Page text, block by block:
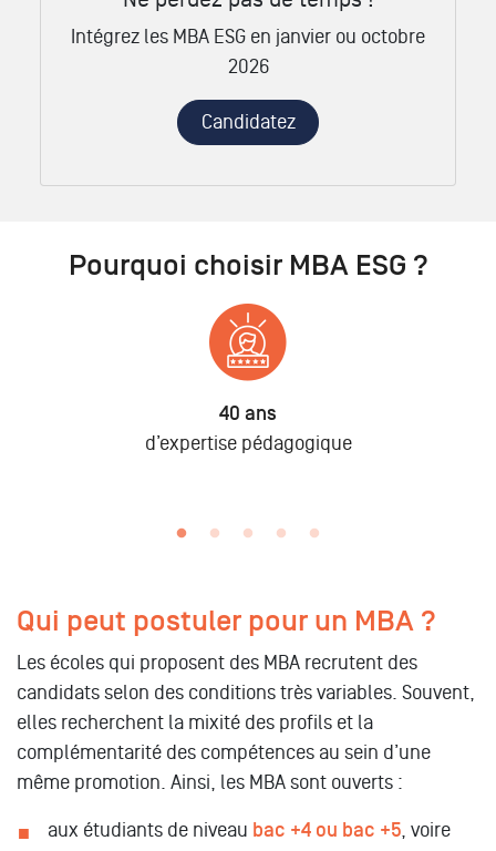
Intégrez les MBA ESG en janvier ou octobre
2026
Candidatez
Pourquoi choisir MBA ESG ?
40 ans
d’expertise pédagogique
Qui peut postuler pour un MBA ?
Les écoles qui proposent des MBA recrutent des
candidats selon des conditions très variables. Souvent,
elles recherchent la mixité des profils et la
complémentarité des compétences au sein d’une
même promotion. Ainsi, les MBA sont ouverts :
aux étudiants de niveau bac +4 ou bac +5, voire